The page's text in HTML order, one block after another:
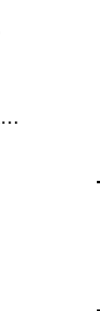
...